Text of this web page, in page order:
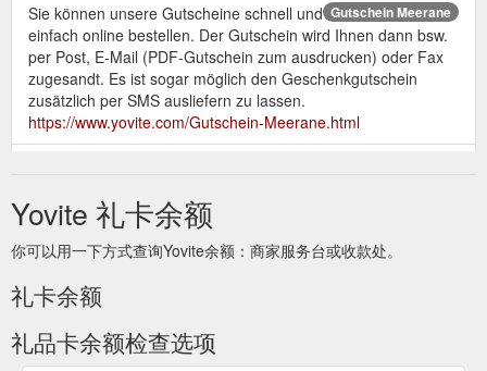
Gutschein Meerane
Sie können unsere Gutscheine schnell und
einfach online bestellen. Der Gutschein wird Ihnen dann bsw.
per Post, E-Mail (PDF-Gutschein zum ausdrucken) oder Fax
zugesandt. Es ist sogar möglich den Geschenkgutschein
zusätzlich per SMS ausliefern zu lassen.
https://www.yovite.com/Gutschein-Meerane.html
bsw. per Post, E-Mail (PDF-Gutschein zum ausdrucken) oder
Fax zugesandt. Es ist sogar möglich den Geschenkgutschein
zusätzlich per SMS ausliefern zu lassen.
ausgefallene Geschenkideen. Verschenken Sie online
Geschenk-Gutscheine für über 1500 Restaurants bundesweit.
Yovite 礼卡余额
你可以用一下方式查询Yovite余额：商家服务台或收款处。
礼卡余额
礼品卡余额检查选项